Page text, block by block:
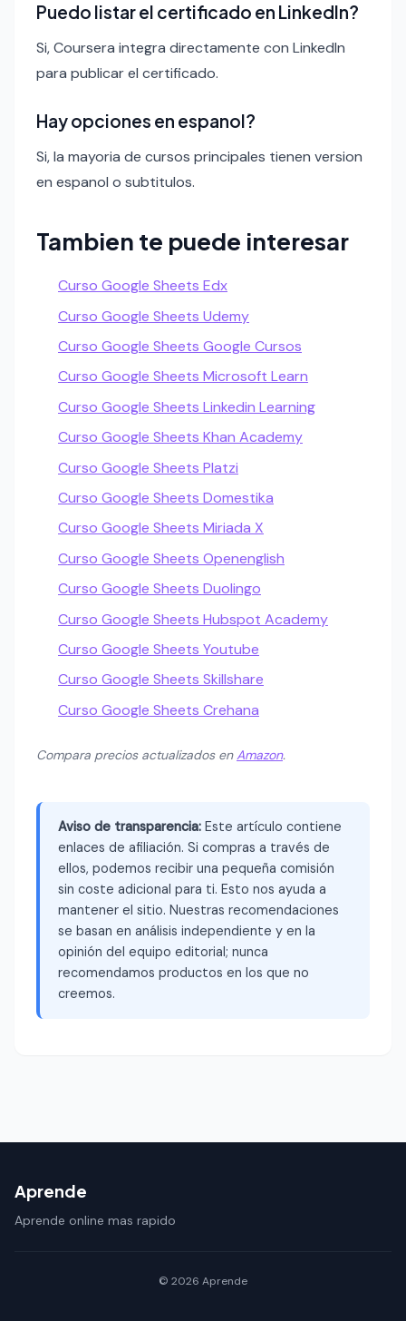
Puedo listar el certificado en LinkedIn?
Si, Coursera integra directamente con LinkedIn
para publicar el certificado.
Hay opciones en espanol?
Si, la mayoria de cursos principales tienen version
en espanol o subtitulos.
Tambien te puede interesar
Curso Google Sheets Edx
Curso Google Sheets Udemy
Curso Google Sheets Google Cursos
Curso Google Sheets Microsoft Learn
Curso Google Sheets Linkedin Learning
Curso Google Sheets Khan Academy
Curso Google Sheets Platzi
Curso Google Sheets Domestika
Curso Google Sheets Miriada X
Curso Google Sheets Openenglish
Curso Google Sheets Duolingo
Curso Google Sheets Hubspot Academy
Curso Google Sheets Youtube
Curso Google Sheets Skillshare
Curso Google Sheets Crehana
Compara precios actualizados enAmazon.
Aviso de transparencia: Este artículo contiene
enlaces de afiliación. Si compras a través de
ellos, podemos recibir una pequeña comisión
sin coste adicional para ti. Esto nos ayuda a
mantener el sitio. Nuestras recomendaciones
se basan en análisis independiente y en la
opinión del equipo editorial; nunca
recomendamos productos en los que no
creemos.
Aprende
Aprende online mas rapido
© 2026 Aprende